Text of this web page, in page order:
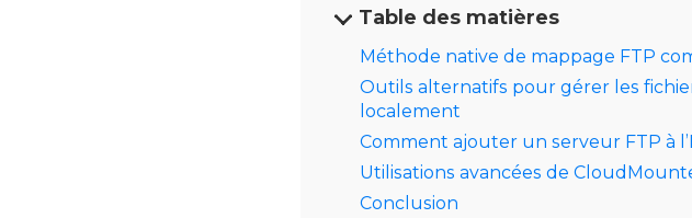
Table des matières
Méthode native de mappage FTP
Outils alternatifs pour gérer les
localement
Comment ajouter un serveur FTP à
Utilisations avancées de
Conclusion